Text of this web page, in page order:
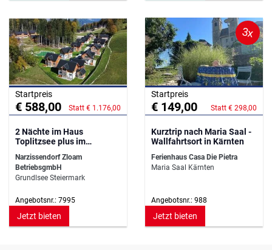
Startpreis
€ 588,00 Statt € 1.176,00
2 Nächte im Haus
Toplitzsee plus im
Narzissendorf Zloam
BetriebsgmbH
Grundlsee Steiermark
Angebotsnr.: 7995
Jetzt bieten
3x
Startpreis
€ 149,00 Statt € 298,00
Kurztrip nach Maria Saal -
Wallfahrtsort in Kärnten
Ferienhaus Casa Die Pietra
Maria Saal Kärnten
Angebotsnr.: 988
Jetzt bieten